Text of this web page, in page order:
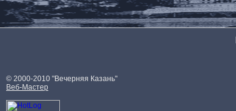
© 2000-2010 "Вечерняя Казань"
Веб-Мастер